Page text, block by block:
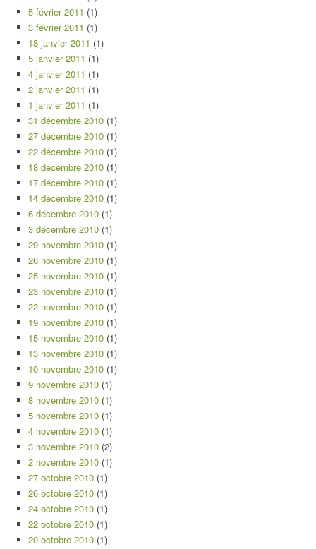
5 février 2011 (1)
3 février 2011 (1)
18 janvier 2011 (1)
5 janvier 2011 (1)
4 janvier 2011 (1)
2 janvier 2011 (1)
1 janvier 2011 (1)
31 décembre 2010 (1)
27 décembre 2010 (1)
22 décembre 2010 (1)
18 décembre 2010 (1)
17 décembre 2010 (1)
14 décembre 2010 (1)
6 décembre 2010 (1)
3 décembre 2010 (1)
29 novembre 2010 (1)
26 novembre 2010 (1)
25 novembre 2010 (1)
23 novembre 2010 (1)
22 novembre 2010 (1)
19 novembre 2010 (1)
15 novembre 2010 (1)
13 novembre 2010 (1)
10 novembre 2010 (1)
9 novembre 2010 (1)
8 novembre 2010 (1)
5 novembre 2010 (1)
4 novembre 2010 (1)
3 novembre 2010 (2)
2 novembre 2010 (1)
27 octobre 2010 (1)
26 octobre 2010 (1)
24 octobre 2010 (1)
22 octobre 2010 (1)
20 octobre 2010 (1)